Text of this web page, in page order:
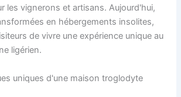
les vignerons et artisans. Aujourd'hui,
en hébergements insolites,
de vivre une expérience unique au
ligérien.
uniques d'une maison troglodyte